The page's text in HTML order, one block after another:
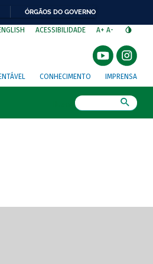
ÓRGÃOS DO GOVERNO
ACESSIBILIDADE A+ A-
CONHECIMENTO IMPRENSA